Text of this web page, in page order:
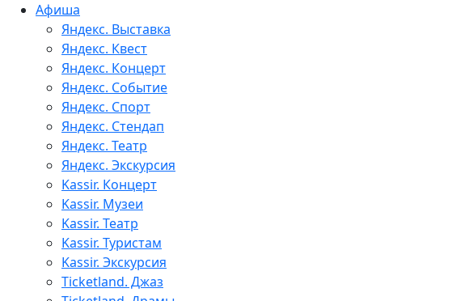
Афиша
Яндекс. Выставка
Яндекс. Квест
Яндекс. Концерт
Яндекс. Событие
Яндекс. Спорт
Яндекс. Стендап
Яндекс. Театр
Яндекс. Экскурсия
Kassir. Концерт
Kassir. Музеи
Kassir. Театр
Kassir. Туристам
Kassir. Экскурсия
Ticketland. Джаз